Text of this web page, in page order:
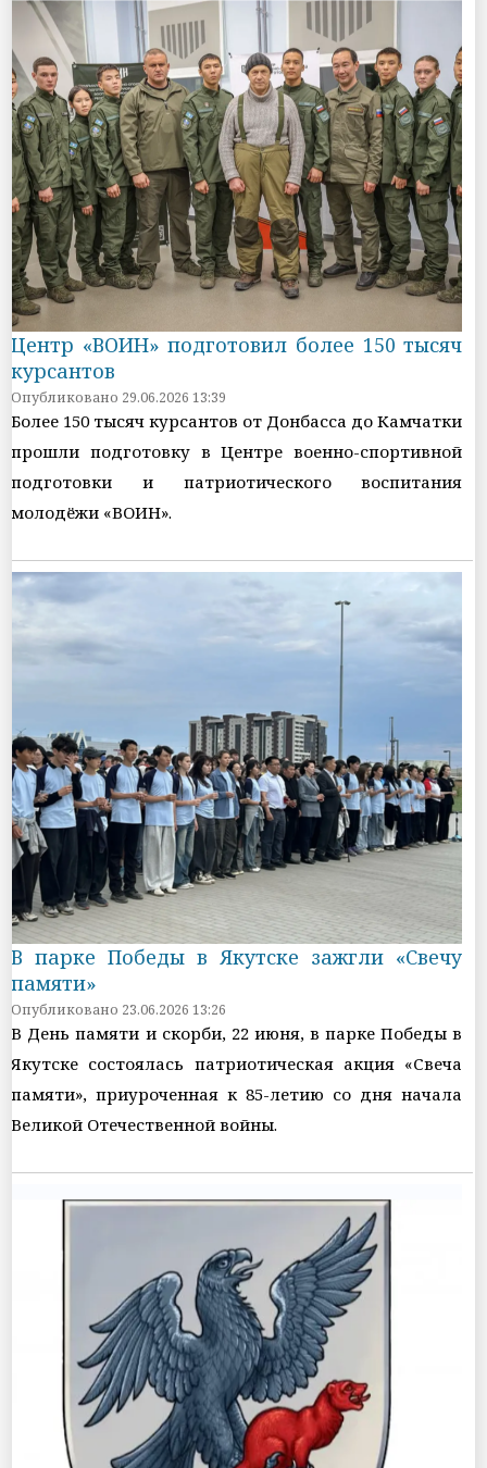
Центр «ВОИН» подготовил более 150 тысяч
курсантов
Опубликовано 29.06.2026 13:39
Более 150 тысяч курсантов от Донбасса до Камчатки
прошли подготовку в Центре военно-спортивной
подготовки и патриотического воспитания
молодёжи «ВОИН».
В парке Победы в Якутске зажгли «Свечу
памяти»
Опубликовано 23.06.2026 13:26
В День памяти и скорби, 22 июня, в парке Победы в
Якутске состоялась патриотическая акция «Свеча
памяти», приуроченная к 85-летию со дня начала
Великой Отечественной войны.